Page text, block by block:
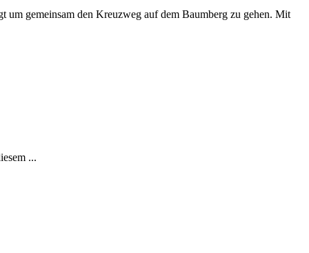
gemeinsam den Kreuzweg auf dem Baumberg zu gehen. Mit
...